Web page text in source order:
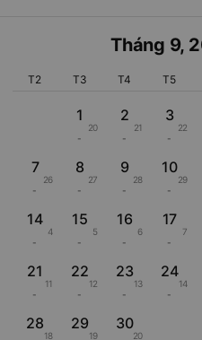
Tháng 9,
T2 T3 T4 T5
1
20
-
2
21
-
3
22
-
7
26
-
8
27
-
9
28
-
10
29
-
14
4
-
15
5
-
16
6
-
17
7
-
21
11
-
22
12
-
23
13
-
24
14
-
28
18
29
19
30
20